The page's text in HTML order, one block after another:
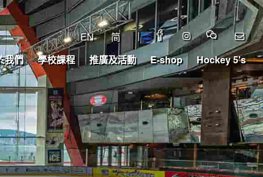
EN 简
|
我們
學校課程 推廣及活動 E-shop Hockey 5's